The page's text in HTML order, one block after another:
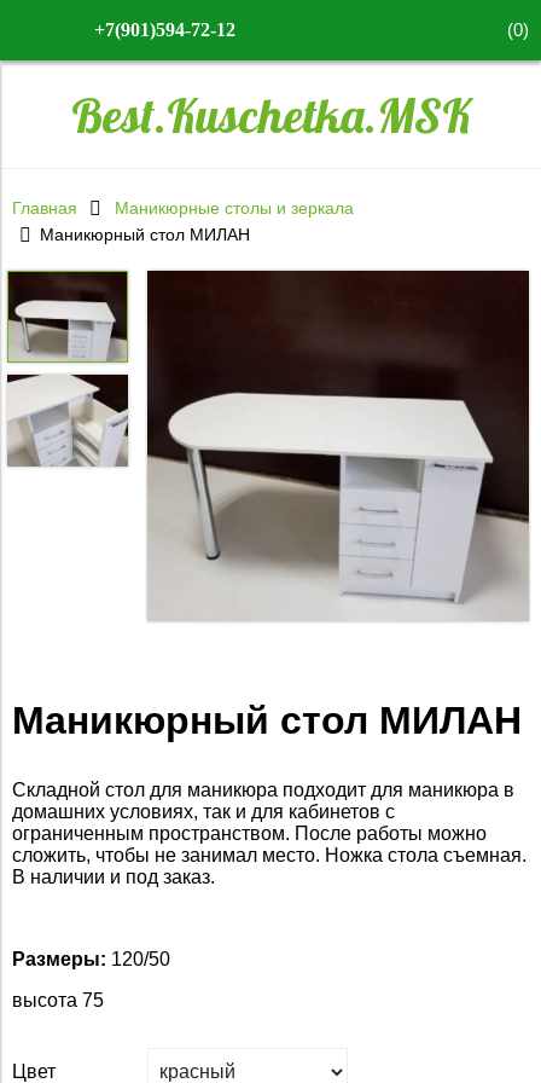
+7(901)594-72-12 (0)
Best.Kuschetka.MSK
Главная
Маникюрные столы и зеркала
Маникюрный стол МИЛАН
Маникюрный стол МИЛАН
Складной стол для маникюра подходит для маникюра в
домашних условиях, так и для кабинетов с
ограниченным пространством. После работы можно
сложить, чтобы не занимал место. Ножка стола съемная.
В наличии и под заказ.
Размеры: 120/50
высота 75
Цвет